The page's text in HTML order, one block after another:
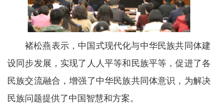
褚松燕表示，中国式现代化与中华民族共同体建
设同步发展，实现了人人平等和民族平等，促进了各
民族交流融合，增强了中华民族共同体意识，为解决
民族问题提供了中国智慧和方案。